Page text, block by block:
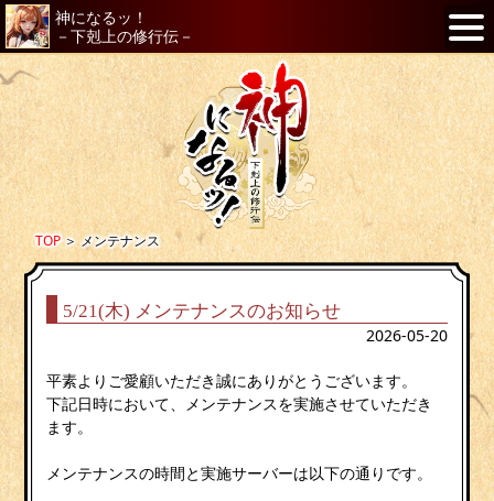
神になるッ！
－下剋上の修行伝－
TOP＞メンテナンス
5/21(木) メンテナンスのお知らせ
2026-05-20
平素よりご愛顧いただき誠にありがとうございます。
下記日時において、メンテナンスを実施させていただき
ます。
メンテナンスの時間と実施サーバーは以下の通りです。